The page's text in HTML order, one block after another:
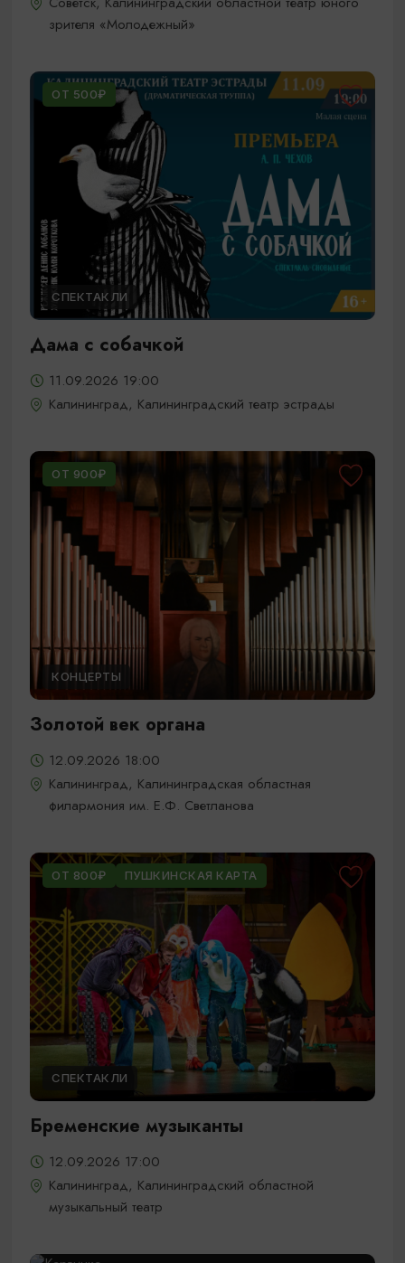
зрителя «Молодежный»
ОТ 500₽
СПЕКТАКЛИ
Дама с собачкой
11.09.2026 19:00
Калининград, Калининградский театр эстрады
ОТ 900₽
КОНЦЕРТЫ
Золотой век органа
12.09.2026 18:00
Калининград, Калининградская областная
филармония им. Е.Ф. Светланова
ОТ 800₽ ПУШКИНСКАЯ КАРТА
СПЕКТАКЛИ
Бременские музыканты
12.09.2026 17:00
Калининград, Калининградский областной
музыкальный театр